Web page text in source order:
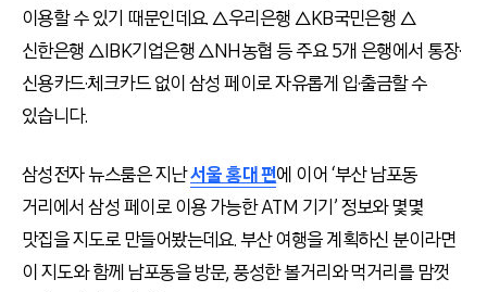
이용할 수 있기 때문인데요. △우리은행 △KB국민은행 △
신한은행 △IBK기업은행 △NH농협 등 주요 5개 은행에서 통장·
신용카드·체크카드 없이 삼성 페이로 자유롭게 입·출금할 수
있습니다.
삼성전자 뉴스룸은 지난서울 홍대 편에 이어 ‘부산 남포동
거리에서 삼성 페이로 이용 가능한 ATM 기기’ 정보와 몇몇
맛집을 지도로 만들어봤는데요. 부산 여행을 계획하신 분이라면
이 지도와 함께 남포동을 방문, 풍성한 볼거리와 먹거리를 맘껏